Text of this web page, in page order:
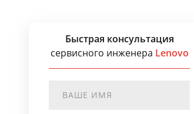
Быстрая консультация
сервисного инженера Lenovo